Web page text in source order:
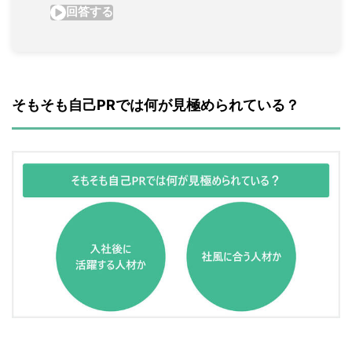
そもそも自己PRでは何が見極められている？